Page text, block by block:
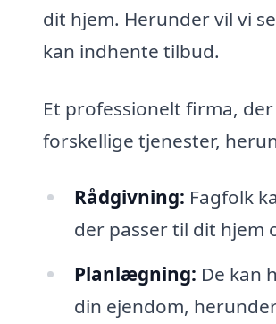
dit hjem. Herunder vil vi
kan indhente tilbud.
Et professionelt firma,
forskellige tjenester,
Rådgivning: Fagfolk
der passer til dit hjem
Planlægning: De kan
din ejendom,